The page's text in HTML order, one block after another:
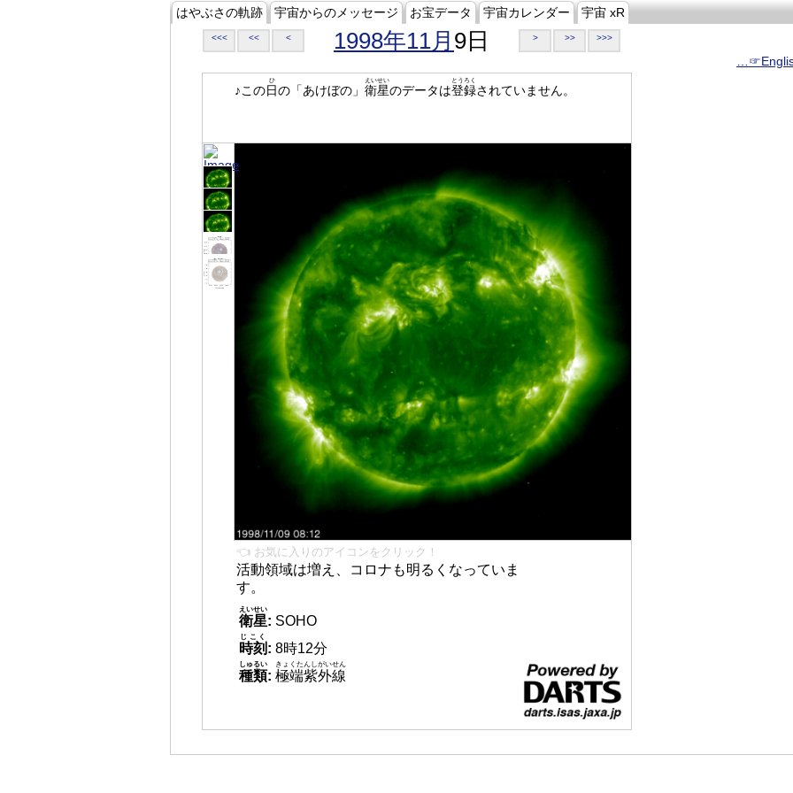
はやぶさの軌跡 宇宙からのメッセージ お宝データ 宇宙カレンダー 宇宙 xR
<<< << < 1998年11月 9日 > >> >>>
♪この日
ひ
の「あけぼの」 衛星
えいせい
のデータは登録
とうろく
されていません。
👈 お気に入りのアイコンをクリック！
活動領域は増え、コロナも明るくなっていま
す。
衛星
えいせい
: SOHO
時刻
じこく
: 8時12分
種類
しゅるい
: 極端紫外線
きょくたんしがいせん